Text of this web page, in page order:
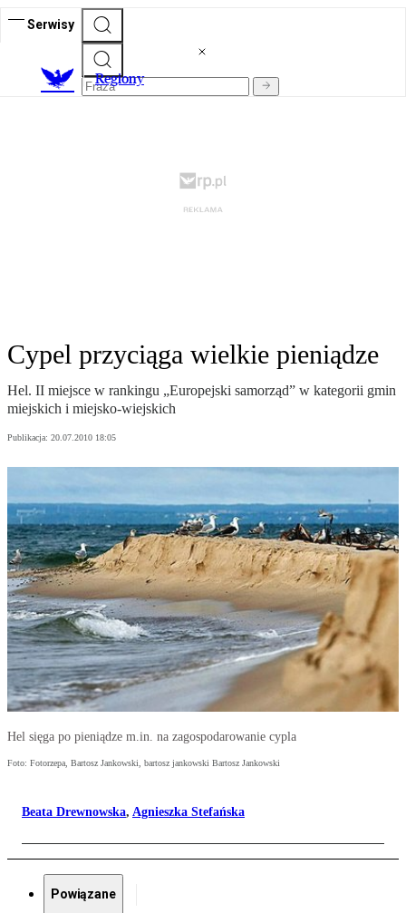
Serwisy
Regiony
Cypel przyciąga wielkie pieniądze
Hel. II miejsce w rankingu „Europejski samorząd” w kategorii gmin
miejskich i miejsko-wiejskich
Publikacja: 20.07.2010 18:05
Hel sięga po pieniądze m.in. na zagospodarowanie cypla
Foto: Fotorzepa, Bartosz Jankowski, bartosz jankowski Bartosz Jankowski
Beata Drewnowska, Agnieszka Stefańska
Powiązane